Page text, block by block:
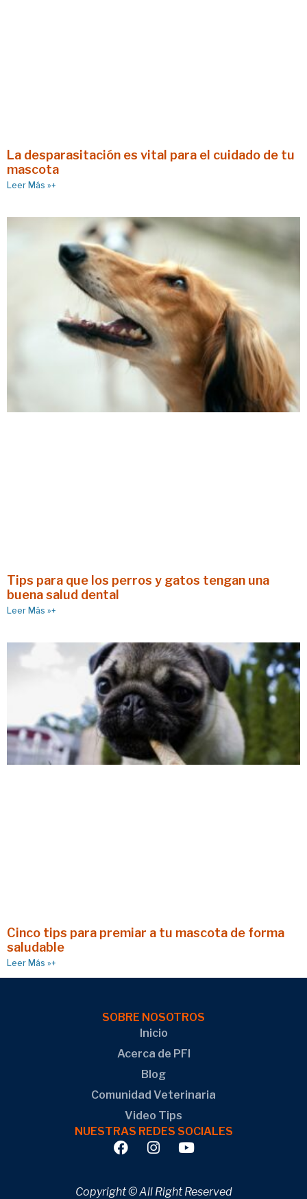
La desparasitación es vital para el cuidado de tu
mascota
Leer Más »+
Tips para que los perros y gatos tengan una
buena salud dental
Leer Más »+
Cinco tips para premiar a tu mascota de forma
saludable
Leer Más »+
SOBRE NOSOTROS
Inicio
Acerca de PFI
Blog
Comunidad Veterinaria
Video Tips
NUESTRAS REDES SOCIALES
Copyright © All Right Reserved